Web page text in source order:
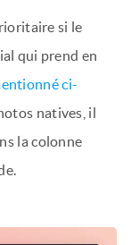
si le
qui prend en
ci-
natives, il
la colonne